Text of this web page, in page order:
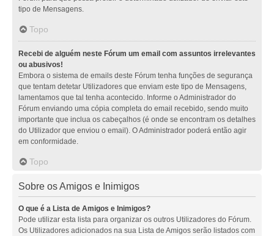
tipo de Mensagens.
Topo
Recebi de alguém neste Fórum um email com assuntos irrelevantes
ou abusivos!
Embora o sistema de emails deste Fórum tenha funções de segurança
que tentam detetar Utilizadores que enviam este tipo de Mensagens,
lamentamos que tal tenha acontecido. Informe o Administrador do
Fórum enviando uma cópia completa do email recebido, sendo muito
importante que inclua os cabeçalhos (é onde se encontram os detalhes
do Utilizador que enviou o email). O Administrador poderá então agir
em conformidade.
Topo
Sobre os Amigos e Inimigos
O que é a Lista de Amigos e Inimigos?
Pode utilizar esta lista para organizar os outros Utilizadores do Fórum.
Os Utilizadores adicionados na sua Lista de Amigos serão listados com